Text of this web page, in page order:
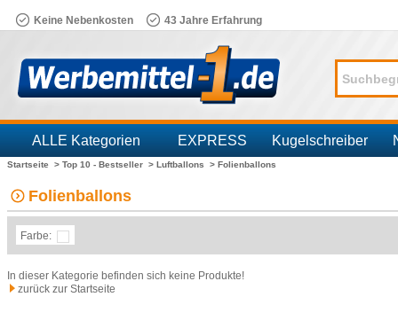
Keine Nebenkosten 43 Jahre Erfahrung
ALLE Kategorien EXPRESS Kugelschreiber
Startseite > Top 10 - Bestseller > Luftballons > Folienballons
Folienballons
Farbe:
In dieser Kategorie befinden sich keine Produkte!
zurück zur Startseite